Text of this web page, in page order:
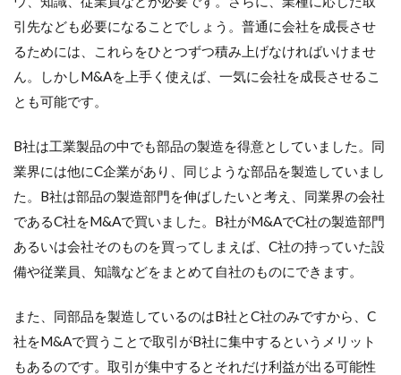
引先なども必要になることでしょう。普通に会社を成長させ
るためには、これらをひとつずつ積み上げなければいけませ
ん。しかしM&Aを上手く使えば、一気に会社を成長させるこ
とも可能です。
B社は工業製品の中でも部品の製造を得意としていました。同
業界には他にC企業があり、同じような部品を製造していまし
た。B社は部品の製造部門を伸ばしたいと考え、同業界の会社
であるC社をM&Aで買いました。B社がM&AでC社の製造部門
あるいは会社そのものを買ってしまえば、C社の持っていた設
備や従業員、知識などをまとめて自社のものにできます。
また、同部品を製造しているのはB社とC社のみですから、C
社をM&Aで買うことで取引がB社に集中するというメリット
もあるのです。取引が集中するとそれだけ利益が出る可能性